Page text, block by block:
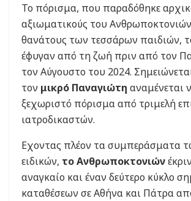
Το πόρισμα, που παραδόθηκε
αξιωματικούς του
θανάτους των τεσσάρων παιδιών,
έφυγαν από τη ζωή πριν από τον
τον Αύγουστο του 2024.
τον μικρό Παναγιώτη αναμένεται
ξεχωριστό πόρισμα από τριμελή
ιατροδικαστών.
Εχοντας πλέον τα συμπεράσματα
ειδικών, το Ανθρωποκτονιών
αναγκαίο και έναν δεύτερο κύκλο
καταθέσεων σε Αθήνα και Πάτρα